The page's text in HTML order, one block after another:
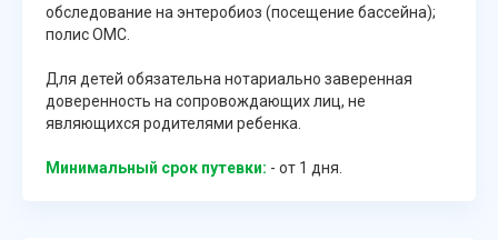
обследование на энтеробиоз (посещение бассейна);
полис ОМС.
Для детей обязательна нотариально заверенная
доверенность на сопровождающих лиц, не
являющихся родителями ребенка.
Минимальный срок путевки: - от 1 дня.